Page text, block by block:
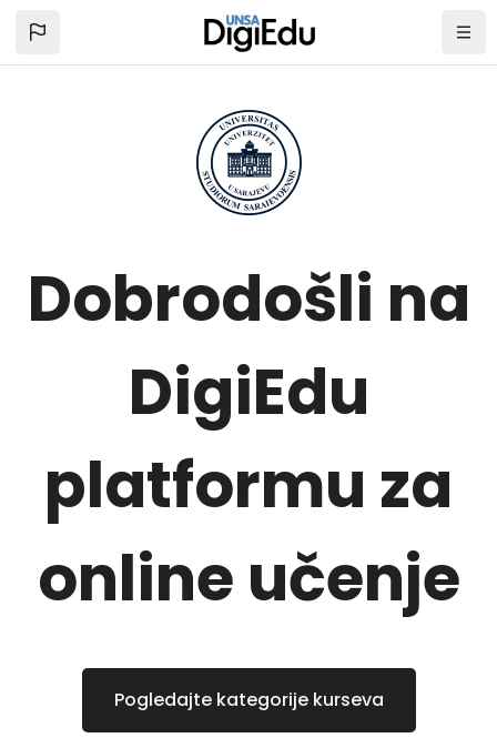
Dobrodošli na
DigiEdu
platformu za
online učenje
Pogledajte kategorije kurseva